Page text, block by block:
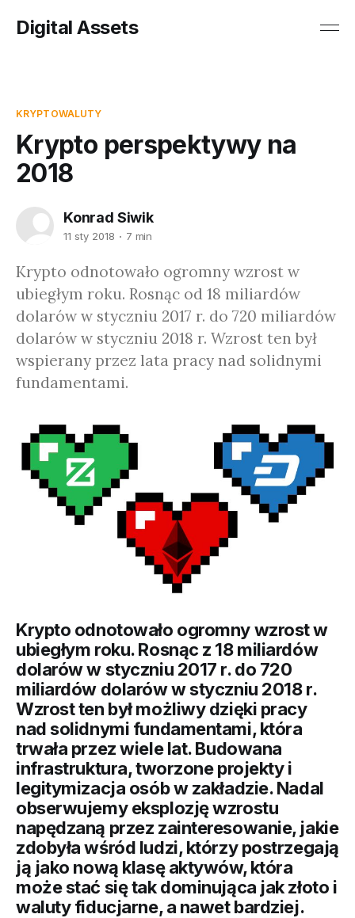
Digital Assets
KRYPTOWALUTY
Krypto perspektywy na
2018
Konrad Siwik
11 sty 2018 7 min
Krypto odnotowało ogromny wzrost w
ubiegłym roku. Rosnąc od 18 miliardów
dolarów w styczniu 2017 r. do 720 miliardów
dolarów w styczniu 2018 r. Wzrost ten był
wspierany przez lata pracy nad solidnymi
fundamentami.
Krypto odnotowało ogromny wzrost w
ubiegłym roku. Rosnąc z 18 miliardów
dolarów w styczniu 2017 r. do 720
miliardów dolarów w styczniu 2018 r.
Wzrost ten był możliwy dzięki pracy
nad solidnymi fundamentami, która
trwała przez wiele lat. Budowana
infrastruktura, tworzone projekty i
legitymizacja osób w zakładzie. Nadal
obserwujemy eksplozję wzrostu
napędzaną przez zainteresowanie, jakie
zdobyła wśród ludzi, którzy postrzegają
ją jako nową klasę aktywów, która
może stać się tak dominująca jak złoto i
waluty fiducjarne, a nawet bardziej.